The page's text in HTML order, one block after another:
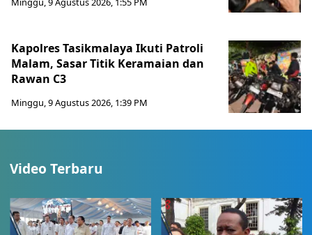
Kapolres Tasikmalaya Ikuti Patroli
Malam, Sasar Titik Keramaian dan
Rawan C3
Minggu, 9 Agustus 2026, 1:39 PM
Video Terbaru